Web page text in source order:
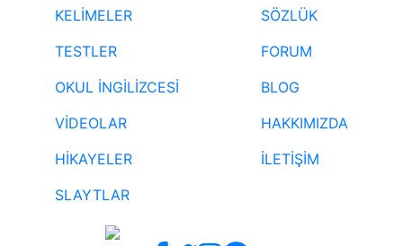
KELİMELER
TESTLER
OKUL İNGİLİZCESİ
VİDEOLAR
HİKAYELER
SLAYTLAR
SÖZLÜK
FORUM
BLOG
HAKKIMIZDA
İLETİŞİM